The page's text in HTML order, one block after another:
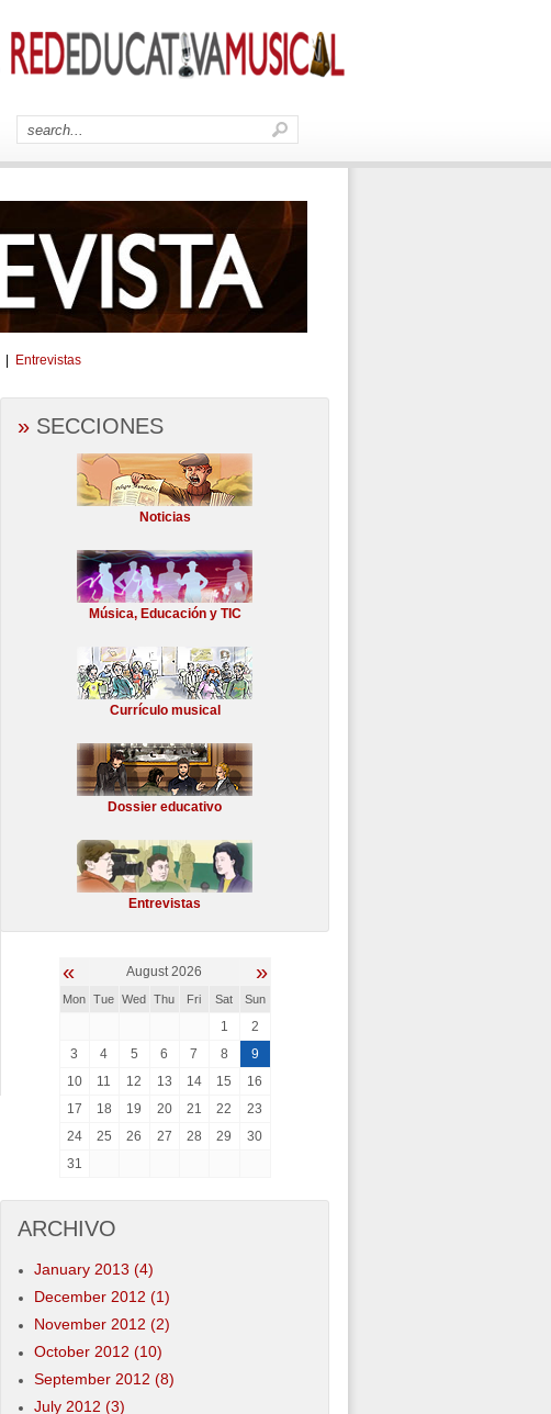
Entrevistas
» SECCIONES
Noticias
Música, Educación y TIC
Currículo musical
Dossier educativo
Entrevistas
« August 2026 »
Mon Tue Wed Thu Fri Sat Sun
1
2
3
4 5 6 7 8
9
10
11 12 13 14 15
16
17
18 19 20 21 22
23
24
25 26 27 28 29
30
31
ARCHIVO
January 2013 (4)
December 2012 (1)
November 2012 (2)
October 2012 (10)
September 2012 (8)
July 2012 (3)